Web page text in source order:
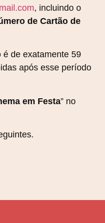
, incluindo o
de Cartão de
é de exatamente 59
após esse período
em Festa” no